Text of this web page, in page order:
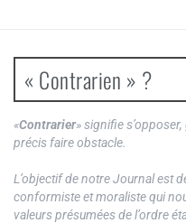
« Contrarien » ?
«Contrarier» signifie
précis faire obstacle.
L’objectif de notre Journal est
conformiste et moraliste qui
valeurs présumées de l’ordre